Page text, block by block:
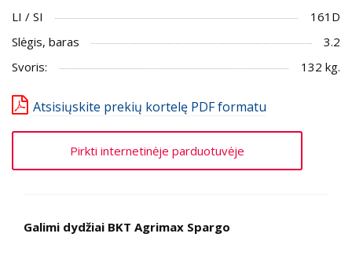
LI / SI
161D
Slėgis, baras
3.2
Svoris:
132 kg.
Atsisiųskite prekių kortelę PDF formatu
Pirkti internetinėje parduotuvėje
Galimi dydžiai BKT Agrimax Spargo